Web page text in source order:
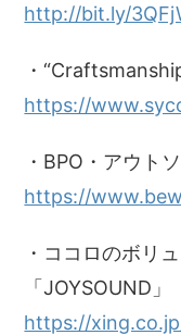
http://bit.ly/
・
https://
・BPO・アウト
https://
・ココロのボリ
「JOYSOUND」
https://